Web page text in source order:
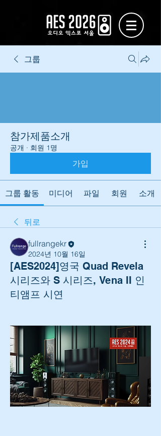
그룹
참가제품소개
공개 · 회원 1명
가입
그룹 활동 미디어 파일 회원 소개
뒤로
fullrangekr
2024년 10월 16일
[AES2024]영국 Quad Revela
시리즈와 S 시리즈, Vena II 인
티앰프 시연